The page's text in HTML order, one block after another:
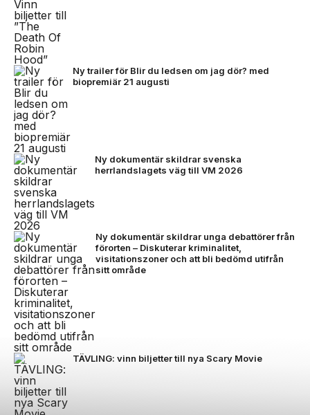
Ny trailer för Blir du ledsen om jag dör? med
biopremiär 21 augusti
Ny dokumentär skildrar svenska
herrlandslagets väg till VM 2026
Ny dokumentär skildrar unga debattörer från
förorten – Diskuterar kriminalitet,
visitationszoner och att bli bedömd utifrån
sitt område
TÄVLING: vinn biljetter till nya Scary Movie